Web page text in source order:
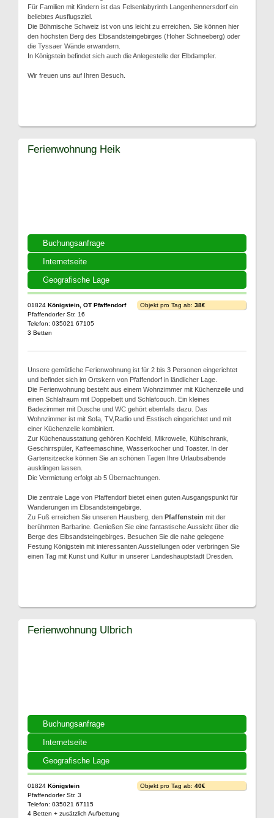
Für Familien mit Kindern ist das Felsenlabyrinth Langenhennersdorf ein
beliebtes Ausflugsziel.
Die Böhmische Schweiz ist von uns leicht zu erreichen. Sie können hier
den höchsten Berg des Elbsandsteingebirges (Hoher Schneeberg) oder
die Tyssaer Wände erwandern.
In Königstein befindet sich auch die Anlegestelle der Elbdampfer.
Wir freuen uns auf Ihren Besuch.
Buchungsanfrage
Internetseite
Geografische Lage
Ferienwohnung Heik
01824 Königstein, OT Pfaffendorf
Pfaffendorfer Str. 16
Telefon: 035021 67105
3 Betten
Objekt pro Tag ab: 38€
Unsere gemütliche Ferienwohnung ist für 2 bis 3 Personen eingerichtet
und befindet sich im Ortskern von Pfaffendorf in ländlicher Lage.
Die Ferienwohnung besteht aus einem Wohnzimmer mit Küchenzeile und
einen Schlafraum mit Doppelbett und Schlafcouch. Ein kleines
Badezimmer mit Dusche und WC gehört ebenfalls dazu. Das
Wohnzimmer ist mit Sofa, TV,Radio und Esstisch eingerichtet und mit
einer Küchenzeile kombiniert.
Zur Küchenausstattung gehören Kochfeld, Mikrowelle, Kühlschrank,
Geschirrspüler, Kaffeemaschine, Wasserkocher und Toaster. In der
Gartensitzecke können Sie an schönen Tagen Ihre Urlaubsabende
ausklingen lassen.
Die Vermietung erfolgt ab 5 Übernachtungen.
Die zentrale Lage von Pfaffendorf bietet einen guten Ausgangspunkt für
Wanderungen im Elbsandsteingebirge.
Zu Fuß erreichen Sie unseren Hausberg, den Pfaffenstein mit der
berühmten Barbarine. Genießen Sie eine fantastische Aussicht über die
Berge des Elbsandsteingebirges. Besuchen Sie die nahe gelegene
Festung Königstein mit interessanten Ausstellungen oder verbringen Sie
einen Tag mit Kunst und Kultur in unserer Landeshauptstadt Dresden.
Buchungsanfrage
Internetseite
Geografische Lage
Ferienwohnung Ulbrich
01824 Königstein
Pfaffendorfer Str. 3
Telefon: 035021 67115
4 Betten + zusätzlich Aufbettung
Objekt pro Tag ab: 40€